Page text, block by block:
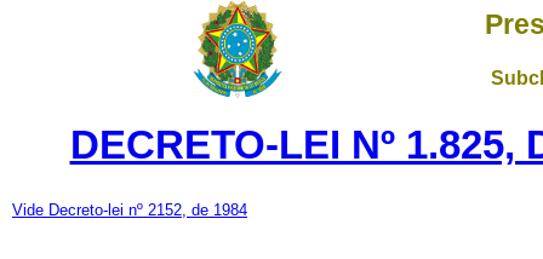
DECRETO-LEI Nº 1.825,
Vide Decreto-lei nº 2152, de 1984